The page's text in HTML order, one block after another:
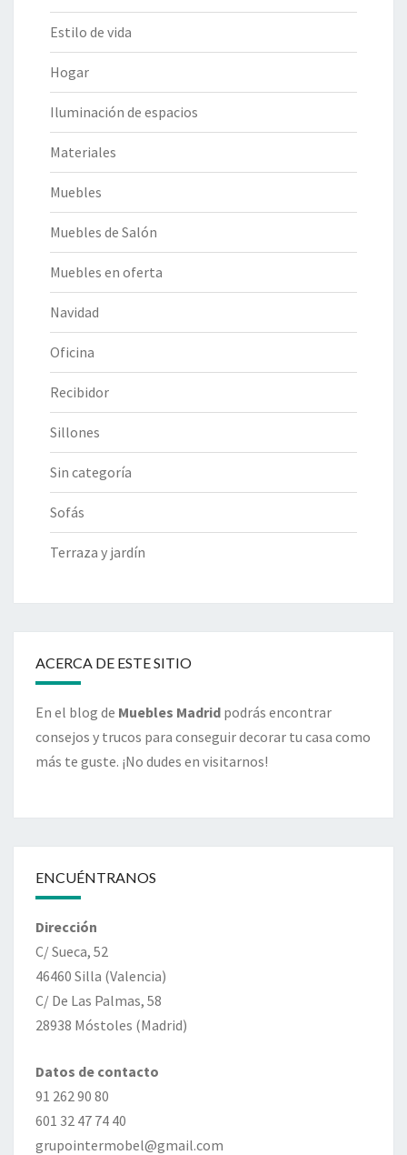
Estilo de vida
Hogar
Iluminación de espacios
Materiales
Muebles
Muebles de Salón
Muebles en oferta
Navidad
Oficina
Recibidor
Sillones
Sin categoría
Sofás
Terraza y jardín
ACERCA DE ESTE SITIO
En el blog de Muebles Madrid podrás encontrar
consejos y trucos para conseguir decorar tu casa como
más te guste. ¡No dudes en visitarnos!
ENCUÉNTRANOS
Dirección
C/ Sueca, 52
46460 Silla (Valencia)
C/ De Las Palmas, 58
28938 Móstoles (Madrid)
Datos de contacto
91 262 90 80
601 32 47 74 40
grupointermobel@gmail.com